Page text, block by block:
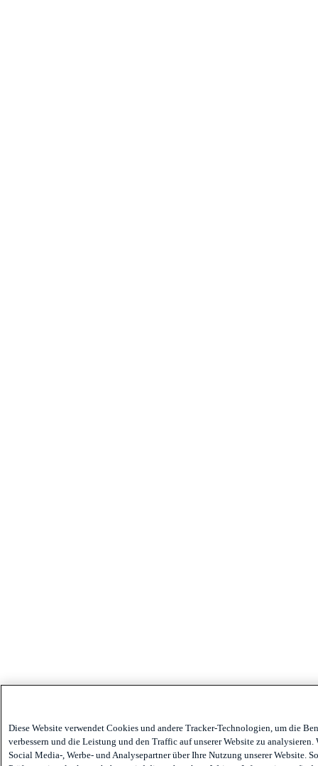
Diese Website verwendet Cookies und andere Tracker-Technologien, um die
verbessern und die Leistung und den Traffic auf unserer Website zu
Social Media-, Werbe- und Analysepartner über Ihre Nutzung unserer Website.